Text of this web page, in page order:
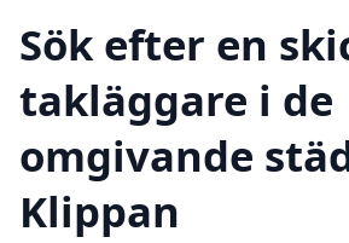
Sök efter en
takläggare i de
omgivande
Klippan